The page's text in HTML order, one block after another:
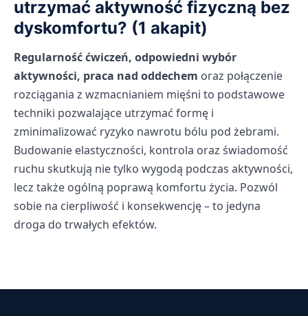
utrzymać aktywność fizyczną bez
dyskomfortu? (1 akapit)
Regularność ćwiczeń, odpowiedni wybór
aktywności, praca nad oddechem oraz połączenie
rozciągania z wzmacnianiem mięśni to podstawowe
techniki pozwalające utrzymać formę i
zminimalizować ryzyko nawrotu bólu pod żebrami.
Budowanie elastyczności, kontrola oraz świadomość
ruchu skutkują nie tylko wygodą podczas aktywności,
lecz także ogólną poprawą komfortu życia. Pozwól
sobie na cierpliwość i konsekwencję – to jedyna
droga do trwałych efektów.